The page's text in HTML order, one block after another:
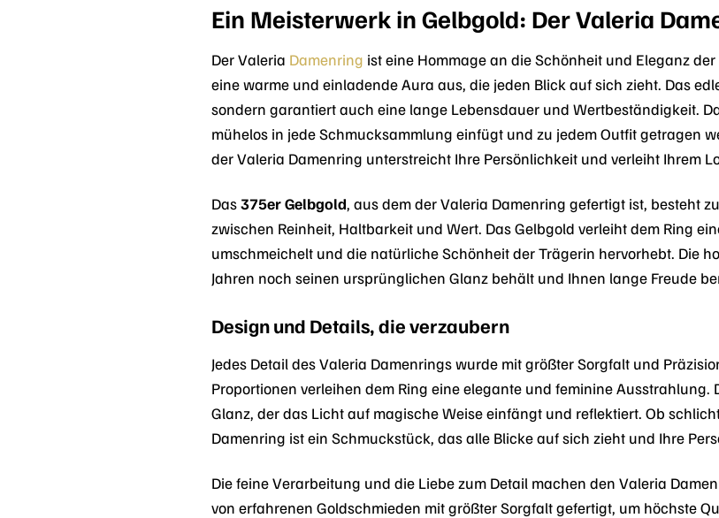
Ein Meisterwerk in Gelbgold: Der Valeria
Der Valeria Damenring ist eine Hommage an die Schönheit und Eleganz
eine warme und einladende Aura aus, die jeden Blick auf sich zieht. Das
sondern garantiert auch eine lange Lebensdauer und Wertbeständigkeit.
mühelos in jede Schmucksammlung einfügt und zu jedem Outfit getragen
der Valeria Damenring unterstreicht Ihre Persönlichkeit und verleiht Ihrem
Das375er Gelbgold, aus dem der Valeria Damenring gefertigt ist, besteht
zwischen Reinheit, Haltbarkeit und Wert. Das Gelbgold verleiht dem Ring
umschmeichelt und die natürliche Schönheit der Trägerin hervorhebt. Die
Jahren noch seinen ursprünglichen Glanz behält und Ihnen lange Freude
Design und Details, die verzaubern
Jedes Detail des Valeria Damenrings wurde mit größter Sorgfalt und
Proportionen verleihen dem Ring eine elegante und feminine
Glanz, der das Licht auf magische Weise einfängt und reflektiert. Ob
Damenring ist ein Schmuckstück, das alle Blicke auf sich zieht und Ihre
Die feine Verarbeitung und die Liebe zum Detail machen den Valeria
von erfahrenen Goldschmieden mit größter Sorgfalt gefertigt, um höchste